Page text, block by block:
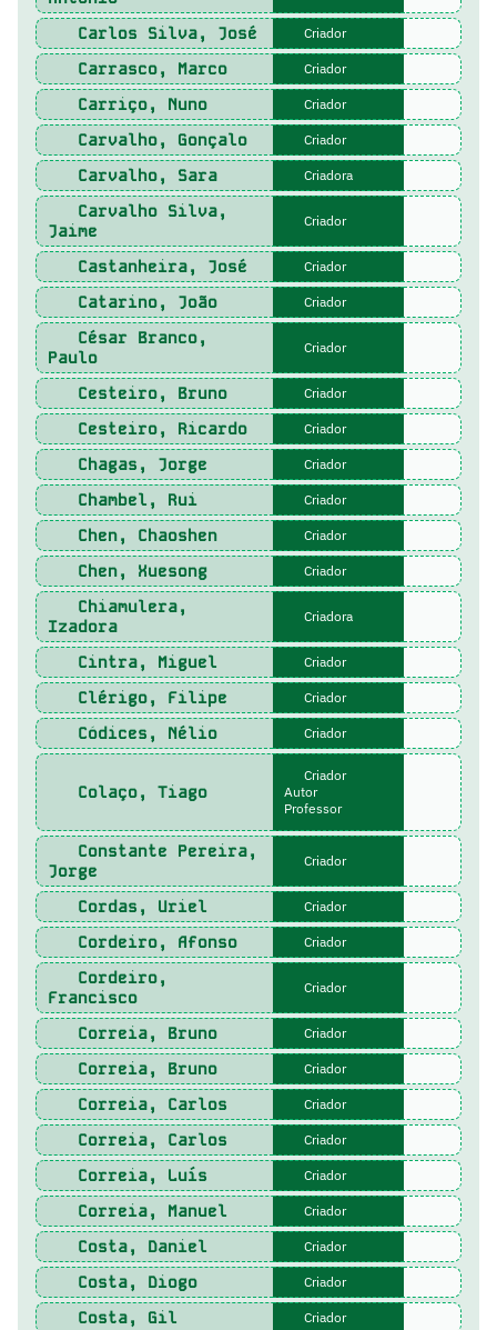
Carlos Silva, José
Criador
Carrasco, Marco Criador
Carriço, Nuno Criador
Carvalho, Gonçalo Criador
Carvalho, Sara Criadora
Carvalho Silva,
Jaime
Criador
Castanheira, José Criador
Catarino, João Criador
César Branco,
Paulo
Criador
Cesteiro, Bruno Criador
Cesteiro, Ricardo Criador
Chagas, Jorge Criador
Chambel, Rui Criador
Chen, Chaoshen Criador
Chen, Xuesong Criador
Chiamulera,
Izadora
Criadora
Cintra, Miguel Criador
Clérigo, Filipe Criador
Códices, Nélio Criador
Colaço, Tiago
Criador
Autor
Professor
Constante Pereira,
Jorge
Criador
Cordas, Uriel Criador
Cordeiro, Afonso Criador
Cordeiro,
Francisco
Criador
Correia, Bruno Criador
Correia, Bruno Criador
Correia, Carlos Criador
Correia, Carlos Criador
Correia, Luís Criador
Correia, Manuel Criador
Costa, Daniel Criador
Costa, Diogo Criador
Costa, Gil Criador